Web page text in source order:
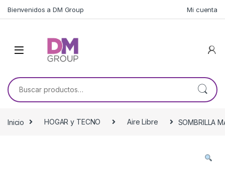
Bienvenidos a DM Group Mi cuenta
Buscar por:
Inicio HOGAR y TECNO Aire Libre SOMBRILLA